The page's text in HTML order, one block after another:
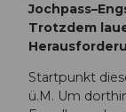
Trotzdem
Startpunkt
ü.M. Um